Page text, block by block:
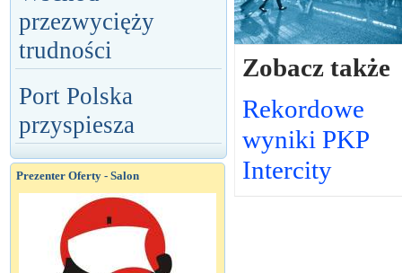
przezwycięży
trudności
Port Polska
przyspiesza
Prezenter Oferty - Salon
Zobacz także
Rekordowe
wyniki PKP
Intercity